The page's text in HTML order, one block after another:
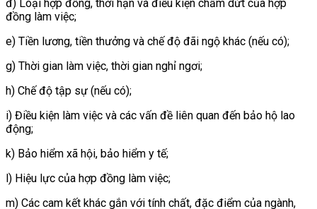
đ) Loại hợp đồng, thời hạn và điều kiện chấm dứt của hợp
đồng làm việc;
e) Tiền lương, tiền thưởng và chế độ đãi ngộ khác (nếu có);
g) Thời gian làm việc, thời gian nghỉ ngơi;
h) Chế độ tập sự (nếu có);
i) Điều kiện làm việc và các vấn đề liên quan đến bảo hộ lao
động;
k) Bảo hiểm xã hội, bảo hiểm y tế;
l) Hiệu lực của hợp đồng làm việc;
m) Các cam kết khác gắn với tính chất, đặc điểm của ngành,